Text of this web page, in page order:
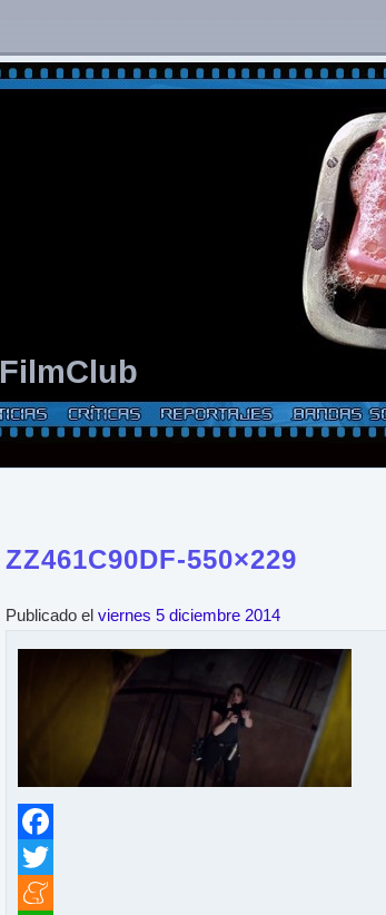
FilmClub
ZZ461C90DF-550×229
Publicado el viernes 5 diciembre 2014
Facebook
Twitter